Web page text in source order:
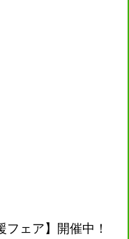
フェア】開催中！